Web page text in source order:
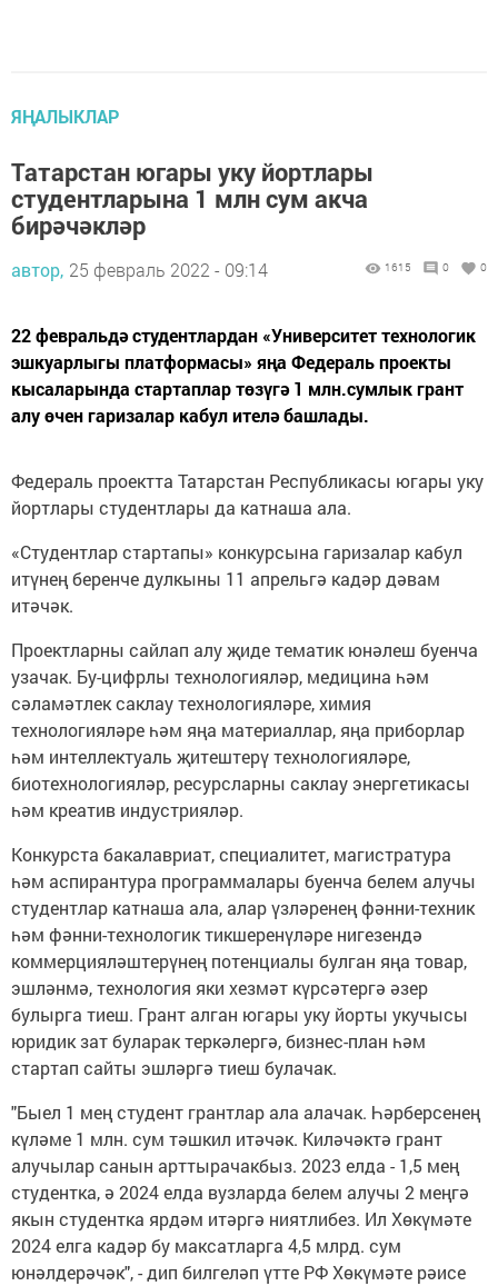
ЯҢАЛЫКЛАР
Татарстан югары уку йортлары
студентларына 1 млн сум акча
бирәчәкләр
автор, 25 февраль 2022 - 09:14 1615 0 0
22 февральдә студентлардан «Университет технологик
эшкуарлыгы платформасы» яңа Федераль проекты
кысаларында стартаплар төзүгә 1 млн.сумлык грант
алу өчен гаризалар кабул ителә башлады.
Федераль проектта Татарстан Республикасы югары уку
йортлары студентлары да катнаша ала.
«Студентлар стартапы» конкурсына гаризалар кабул
итүнең беренче дулкыны 11 апрельгә кадәр дәвам
итәчәк.
Проектларны сайлап алу җиде тематик юнәлеш буенча
узачак. Бу-цифрлы технологияләр, медицина һәм
сәламәтлек саклау технологияләре, химия
технологияләре һәм яңа материаллар, яңа приборлар
һәм интеллектуаль җитештерү технологияләре,
биотехнологияләр, ресурсларны саклау энергетикасы
һәм креатив индустрияләр.
Конкурста бакалавриат, специалитет, магистратура
һәм аспирантура программалары буенча белем алучы
студентлар катнаша ала, алар үзләренең фәнни-техник
һәм фәнни-технологик тикшеренүләре нигезендә
коммерцияләштерүнең потенциалы булган яңа товар,
эшләнмә, технология яки хезмәт күрсәтергә әзер
булырга тиеш. Грант алган югары уку йорты укучысы
юридик зат буларак теркәлергә, бизнес-план һәм
стартап сайты эшләргә тиеш булачак.
"Быел 1 мең студент грантлар ала алачак. Һәрберсенең
күләме 1 млн. сум тәшкил итәчәк. Киләчәктә грант
алучылар санын арттырачакбыз. 2023 елда - 1,5 мең
студентка, ә 2024 елда вузларда белем алучы 2 меңгә
якын студентка ярдәм итәргә ниятлибез. Ил Хөкүмәте
2024 елга кадәр бу максатларга 4,5 млрд. сум
юнәлдерәчәк", - дип билгеләп үтте РФ Хөкүмәте рәисе